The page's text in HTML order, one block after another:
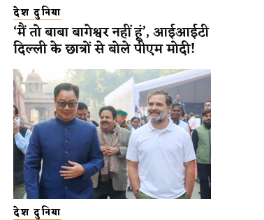
देश दुनिया
‘मैं तो बाबा बागेश्वर नहीं हूं’, आईआईटी
दिल्ली के छात्रों से बोले पीएम मोदी!
देश दुनिया